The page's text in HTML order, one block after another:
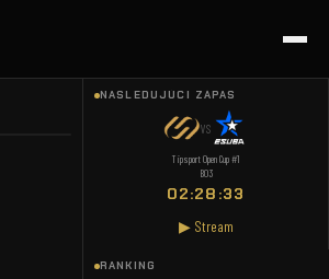
NASLEDUJÚCI ZÁPAS
VS
Tipsport Open Cup #1
BO3
02:28:32
▶ Stream
RANKING